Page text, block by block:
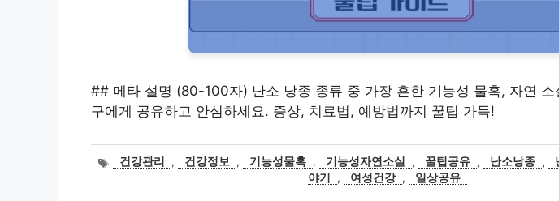
## 메타 설명 (80-100자) 난소 낭종 종류 중 가장 흔한 기능성 물혹, 자연 소
구에게 공유하고 안심하세요. 증상, 치료법, 예방법까지 꿀팁 가득!
태건강관리 , 건강정보 , 기능성물혹 , 기능성자연소실 , 꿀팁공유 , 난소낭종 ,
야기
, 여성건강 , 일상공유